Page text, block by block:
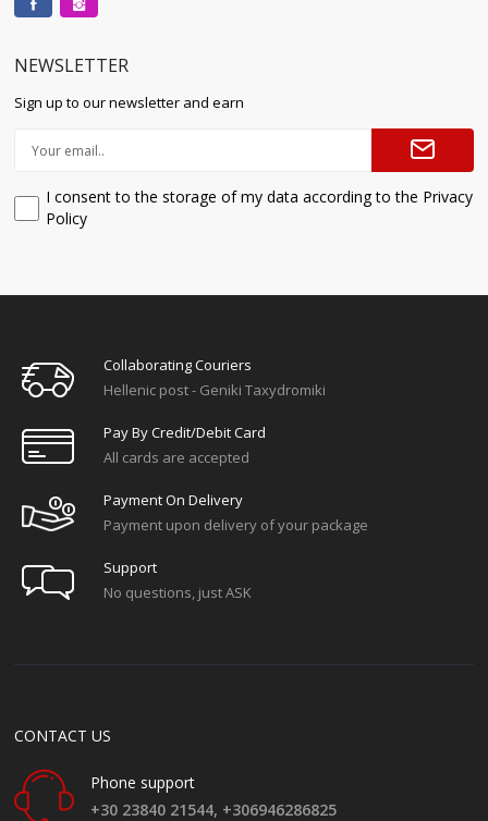
NEWSLETTER
Sign up to our newsletter and earn
I consent to the storage of my data according to the Privacy
Policy
Collaborating Couriers
Hellenic post - Geniki Taxydromiki
Pay By Credit/debit Card
All cards are accepted
Payment On Delivery
Payment upon delivery of your package
Support
No questions, just ASK
CONTACT US
Phone support
+30 23840 21544, +306946286825